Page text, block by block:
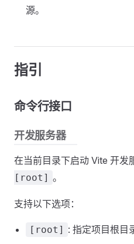
源。
指引
命令行接口
开发服务器
在当前目录下启动 Vite 开发
[root] 。
支持以下选项：
[root] : 指定项目根目